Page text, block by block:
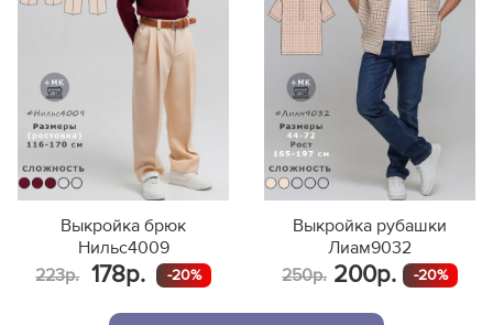
Выкройка брюк
Нильс4009
223р.
178р. -20%
Выкройка рубашки
Лиам9032
250р. 200р. -20%